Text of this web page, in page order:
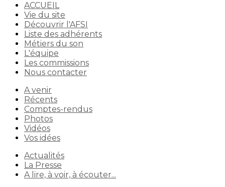
ACCUEIL
Vie du site
Découvrir l'AFSI
Liste des adhérents
Métiers du son
L'équipe
Les commissions
Nous contacter
A venir
Récents
Comptes-rendus
Photos
Vidéos
Vos idées
Actualités
La Presse
A lire, à voir, à écouter...